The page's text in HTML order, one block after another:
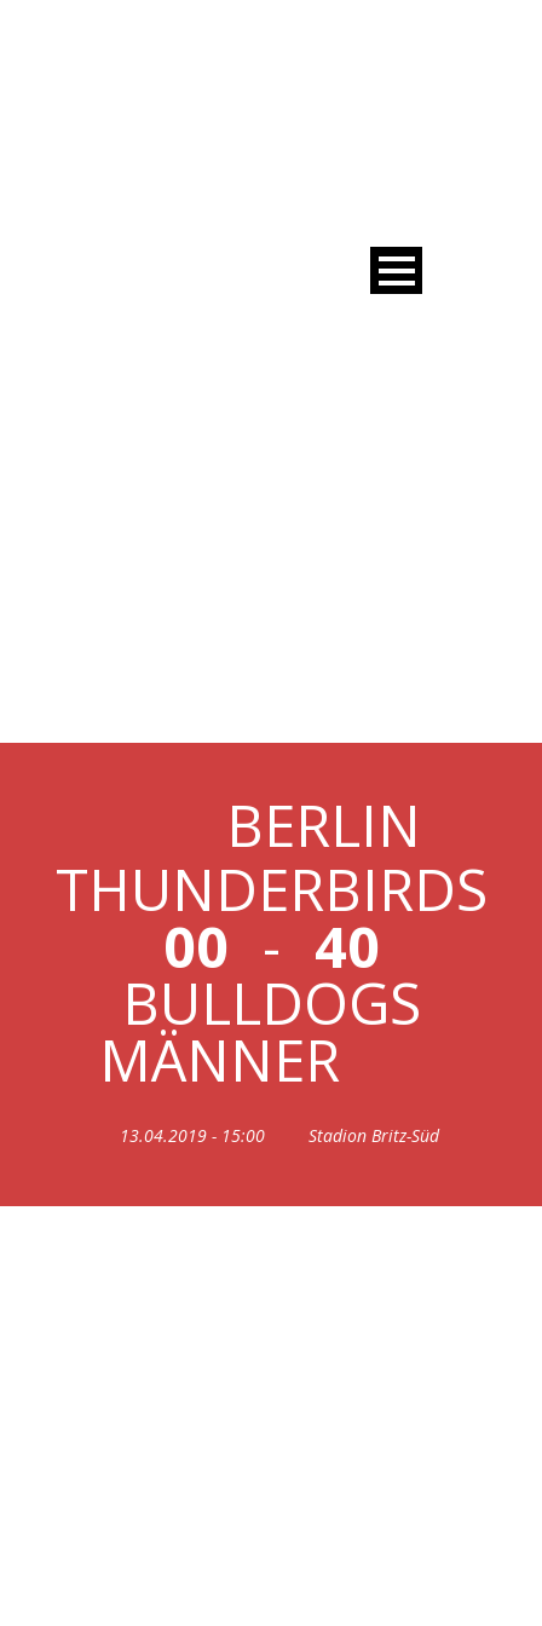
BERLIN
THUNDERBIRDS
00 - 40
BULLDOGS
MÄNNER
13.04.2019 - 15:00 Stadion Britz-Süd